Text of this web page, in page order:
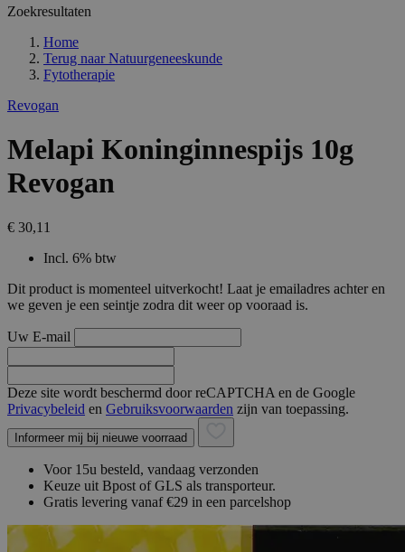
Zoekresultaten
Home
Terug naar Natuurgeneeskunde
Fytotherapie
Revogan
Melapi Koninginnespijs 10g
Revogan
€ 30,11
Incl. 6% btw
Dit product is momenteel uitverkocht! Laat je emailadres achter en
we geven je een seintje zodra dit weer op vooraad is.
Uw E-mail
Deze site wordt beschermd door reCAPTCHA en de Google
Privacybeleid en Gebruiksvoorwaarden zijn van toepassing.
Informeer mij bij nieuwe voorraad
Voor 15u besteld, vandaag verzonden
Keuze uit Bpost of GLS als transporteur.
Gratis levering vanaf €29 in een parcelshop